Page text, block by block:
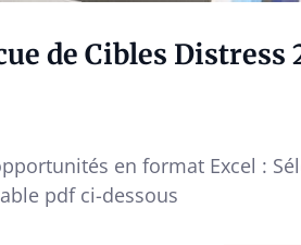
de Cibles Distress
en format Excel :
pdf ci-dessous